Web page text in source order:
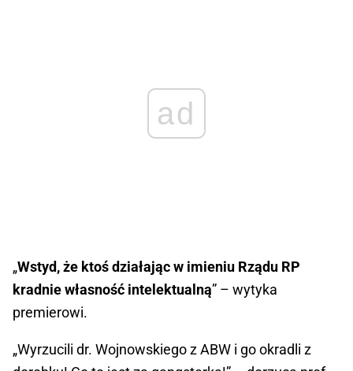
ad
„Wstyd, że ktoś działając w imieniu Rządu RP
kradnie własność intelektualną” – wytyka
premierowi.
„Wyrzucili dr. Wojnowskiego z ABW i go okradli z